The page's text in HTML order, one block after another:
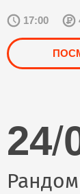
17:00
24/